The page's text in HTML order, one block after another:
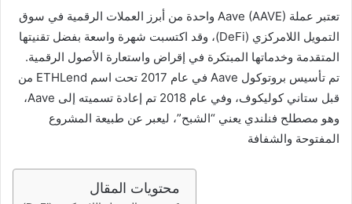
تعتبر عملة Aave (AAVE) واحدة من أبرز العملات الرقمية في سوق
التمويل اللامركزي (DeFi)، وقد اكتسبت شهرة واسعة بفضل تقنيتها
المتقدمة وخدماتها المبتكرة في إقراض واستعارة الأصول الرقمية.
تم تأسيس بروتوكول Aave في عام 2017 تحت اسم ETHLend من
قبل ستاني كوليكوف، وفي عام 2018 تم إعادة تسميته إلى Aave،
وهو مصطلح فنلندي يعني “الشبح”، ليعبر عن طبيعة المشروع
المفتوحة والشفافة
محتويات المقال